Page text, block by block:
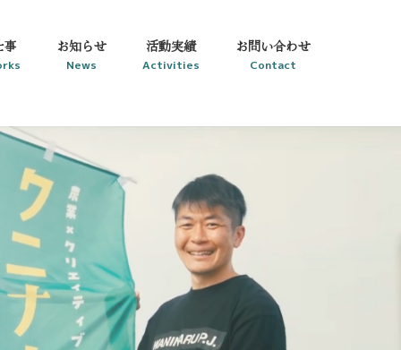
事 お知らせ
News
活動実績
Activities
お問い合わせ
Contact